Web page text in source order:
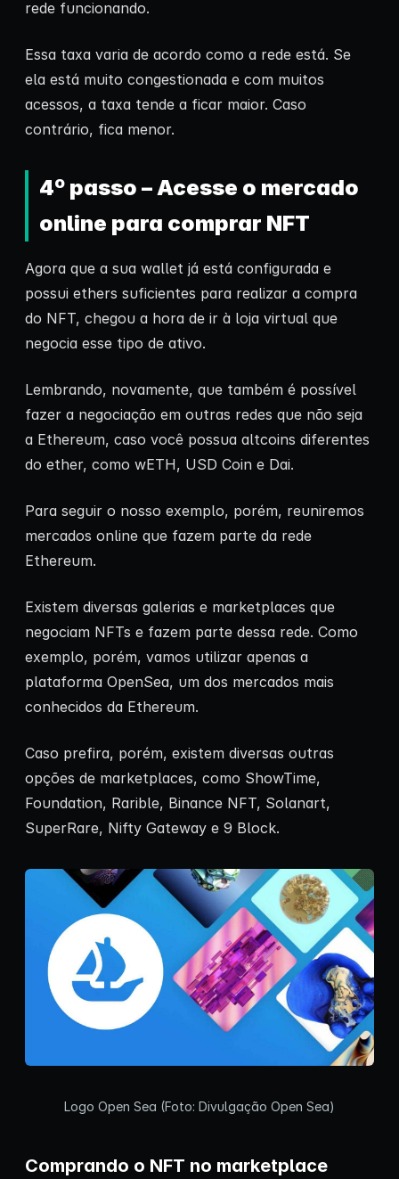
rede funcionando.
Essa taxa varia de acordo como a rede está. Se
ela está muito congestionada e com muitos
acessos, a taxa tende a ficar maior. Caso
contrário, fica menor.
4º passo – Acesse o mercado
online para comprar NFT
Agora que a sua wallet já está configurada e
possui ethers suficientes para realizar a compra
do NFT, chegou a hora de ir à loja virtual que
negocia esse tipo de ativo.
Lembrando, novamente, que também é possível
fazer a negociação em outras redes que não seja
a Ethereum, caso você possua altcoins diferentes
do ether, como wETH, USD Coin e Dai.
Para seguir o nosso exemplo, porém, reuniremos
mercados online que fazem parte da rede
Ethereum.
Existem diversas galerias e marketplaces que
negociam NFTs e fazem parte dessa rede. Como
exemplo, porém, vamos utilizar apenas a
plataforma OpenSea, um dos mercados mais
conhecidos da Ethereum.
Caso prefira, porém, existem diversas outras
opções de marketplaces, como ShowTime,
Foundation, Rarible, Binance NFT, Solanart,
SuperRare, Nifty Gateway e 9 Block.
Logo Open Sea (Foto: Divulgação Open Sea)
Comprando o NFT no marketplace